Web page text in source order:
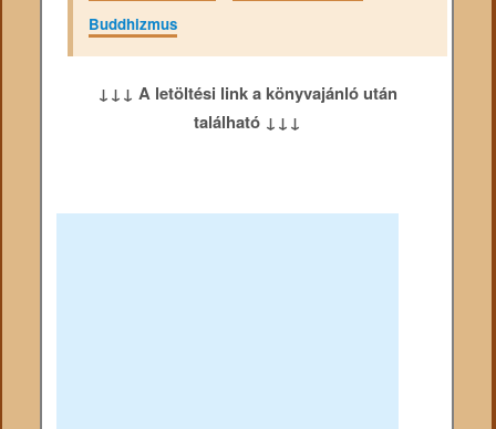
Buddhizmus
↓↓↓ A letöltési link a könyvajánló után
található ↓↓↓